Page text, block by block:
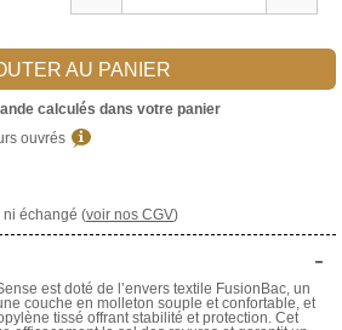
AU PANIER
calculés dans votre panier
ouvrés
ni échangé (voir nos CGV)
-
est doté de l’envers textile FusionBac, un
couche en molleton souple et confortable, et
tissé offrant stabilité et protection. Cet